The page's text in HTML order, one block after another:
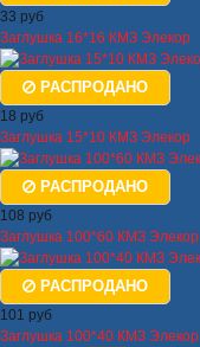
33 руб
Заглушка 16*16 КМЗ Элекор
РАСПРОДАНО
18 руб
Заглушка 15*10 КМЗ Элекор
РАСПРОДАНО
108 руб
Заглушка 100*60 КМЗ Элекор
РАСПРОДАНО
101 руб
Заглушка 100*40 КМЗ Элекор